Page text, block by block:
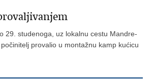
29. studenoga, uz lokalnu cestu Mandre-
provalio u montažnu kamp kućicu